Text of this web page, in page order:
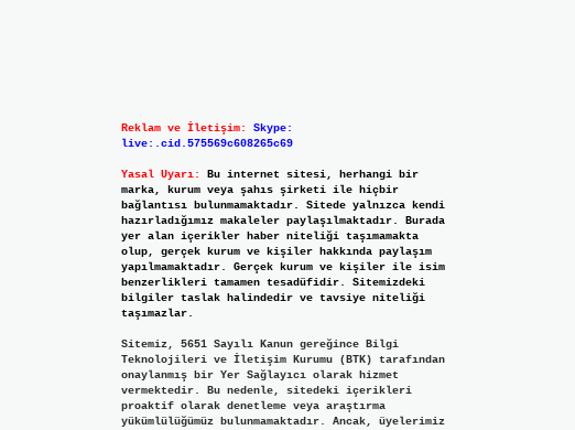
Reklam ve İletişim:
Skype:
live:.cid.575569c608265c69
Yasal Uyarı:
Bu internet sitesi, herhangi bir
marka, kurum veya şahıs şirketi ile hiçbir
bağlantısı bulunmamaktadır. Sitede yalnızca kendi
hazırladığımız makaleler paylaşılmaktadır. Burada
yer alan içerikler haber niteliği taşımamakta
olup, gerçek kurum ve kişiler hakkında paylaşım
yapılmamaktadır. Gerçek kurum ve kişiler ile isim
benzerlikleri tamamen tesadüfidir. Sitemizdeki
bilgiler taslak halindedir ve tavsiye niteliği
taşımazlar.
Sitemiz, 5651 Sayılı Kanun gereğince Bilgi
Teknolojileri ve İletişim Kurumu (BTK) tarafından
onaylanmış bir Yer Sağlayıcı olarak hizmet
vermektedir. Bu nedenle, sitedeki içerikleri
proaktif olarak denetleme veya araştırma
yükümlülüğümüz bulunmamaktadır. Ancak, üyelerimiz